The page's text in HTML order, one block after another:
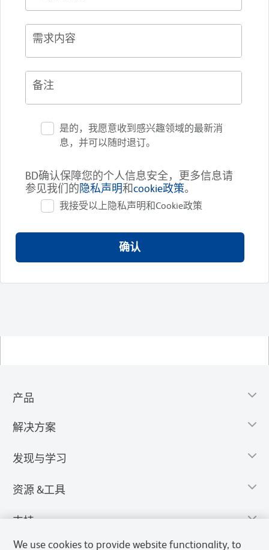
需求内容
备注
是的，我愿意收到感兴趣领域的最新消
息，并可以随时退订。
BD确认保障您的个人信息安全，更多信息请
参见我们的隐私声明和cookie政策。
我接受以上隐私声明和Cookie政策
确认
产品
解决方案
发现与学习
资源 &工具
支持
We use cookies to provide website functionality, to